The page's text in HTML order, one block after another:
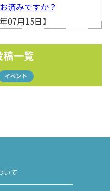
済みですか？
07月15日】
稿一覧
イベント
いて